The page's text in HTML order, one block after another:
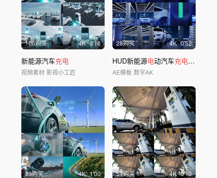
106购买 4K 0'16
新能源汽车充电
视频素材 影视小工匠
28购买 4K 0'52
HUD新能源电动汽车充电站AE工程
AE模板 数字AK
89购买 4K 1'00 54购买 4K 0'10